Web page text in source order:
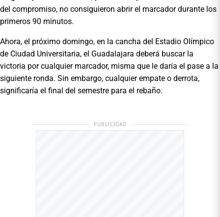
del compromiso, no consiguieron abrir el marcador durante los
primeros 90 minutos.
Ahora, el próximo domingo, en la cancha del Estadio Olímpico
de Ciudad Universitaria, el Guadalajara deberá buscar la
victoria por cualquier marcador, misma que le daría el pase a la
siguiente ronda. Sin embargo, cualquier empate o derrota,
significaría el final del semestre para el rebaño.
PUBLICIDAD